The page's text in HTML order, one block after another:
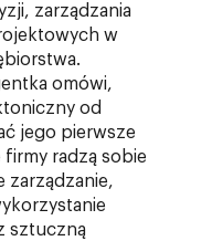
zarządzania
w
omówi,
od
jego pierwsze
radzą sobie
zarządzanie,
sztuczną